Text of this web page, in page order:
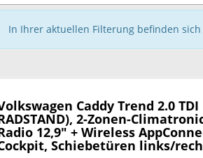
In Ihrer aktuellen Filterung befinden sich
Caddy Trend 2.0 TDI
2-Zonen-
12,9" + Wireless
Schiebetüren links/